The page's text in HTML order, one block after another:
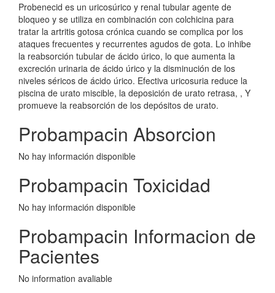
Probenecid es un uricosúrico y renal tubular agente de
bloqueo y se utiliza en combinación con colchicina para
tratar la artritis gotosa crónica cuando se complica por los
ataques frecuentes y recurrentes agudos de gota. Lo inhibe
la reabsorción tubular de ácido úrico, lo que aumenta la
excreción urinaria de ácido úrico y la disminución de los
niveles séricos de ácido úrico. Efectiva uricosuria reduce la
piscina de urato miscible, la deposición de urato retrasa, , Y
promueve la reabsorción de los depósitos de urato.
Probampacin Absorcion
No hay información disponible
Probampacin Toxicidad
No hay información disponible
Probampacin Informacion de
Pacientes
No information avaliable